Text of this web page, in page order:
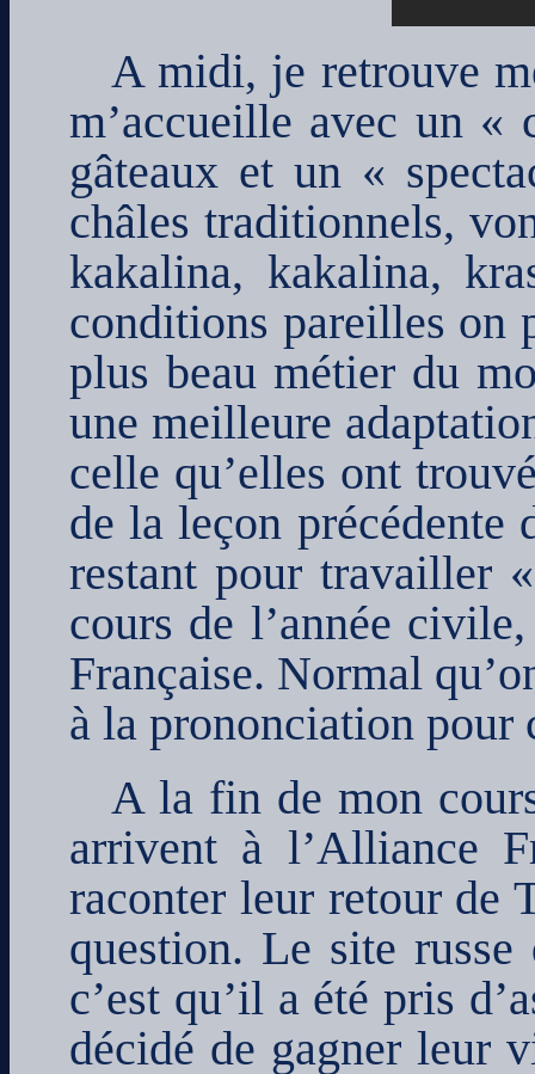
A midi, je retrouve
m’accueille avec un «
gâteaux et un «
châles traditionnels,
kakalina, kakalina,
conditions pareilles on
plus beau métier du
une meilleure
celle qu’elles ont
de la leçon précédente
restant pour travailler
cours de l’année
Française. Normal
à la prononciation
A la fin de mon
arrivent à l’Alliance
raconter leur retour de
question. Le site
c’est qu’il a été pris
décidé de gagner leur